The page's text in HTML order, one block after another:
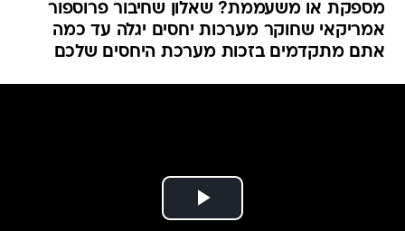
מספקת או משעממת? שאלון שחיבור פרוספור
אמריקאי שחוקר מערכות יחסים יגלה עד כמה
אתם מתקדמים בזכות מערכת היחסים שלכם